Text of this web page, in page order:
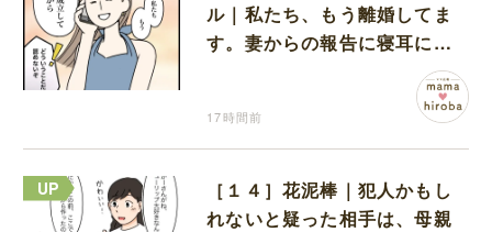
ル｜私たち、もう離婚してま
す。妻からの報告に寝耳に水
17時間前
［１４］花泥棒｜犯人かもし
れないと疑った相手は、母親